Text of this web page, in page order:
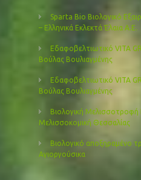
Sparta Bio Βιολογικό
– Ελληνικά Εκλεκτά Έλαια Α.Ε.
Εδαφοβελτιωτικό VITA
Βούλας Βουλιαγμένης
Εδαφοβελτιωτικό VITA
Βούλας Βουλιαγμένης
Βιολογική Μελισσοτροφή
Μελισσοκομική Θεσσαλίας
Βιολογικό αποξηραμένο
Αγιοργούσικα